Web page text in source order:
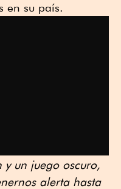
en su país.
y un juego oscuro,
alerta hasta